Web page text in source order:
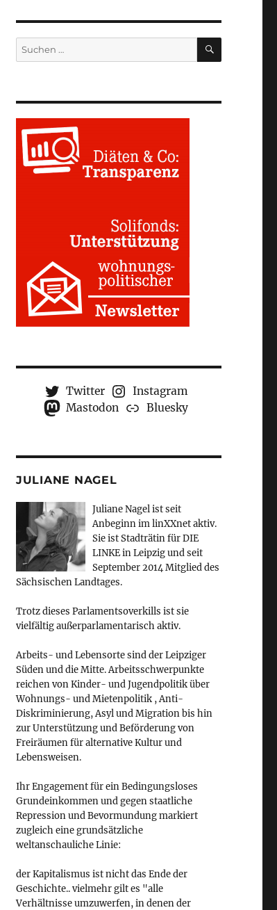
Suchen
nach:
SUCHEN
Twitter
Instagram
Mastodon
Bluesky
JULIANE NAGEL
Juliane Nagel ist seit
Anbeginnim linXXnet aktiv.
Sie ist Stadträtin für DIE
LINKE in Leipzig und seit
September 2014 Mitglied des
Sächsischen Landtages.
Trotz dieses Parlamentsoverkills ist sie
vielfältig außerparlamentarisch aktiv.
Arbeits- und Lebensorte sind der Leipziger
Süden und die Mitte. Arbeitsschwerpunkte
reichen von Kinder- und Jugendpolitik über
Wohnungs- und Mietenpolitik , Anti-
Diskriminierung, Asyl und Migration bis hin
zur Unterstützung und Beförderung von
Freiräumen für alternative Kultur und
Lebensweisen.
Ihr Engagement für ein Bedingungsloses
Grundeinkommen und gegen staatliche
Repression und Bevormundung markiert
zugleich eine grundsätzliche
weltanschauliche Linie:
der Kapitalismus ist nicht das Ende der
Geschichte.. vielmehr gilt es "alle
Verhältnisse umzuwerfen, in denen der